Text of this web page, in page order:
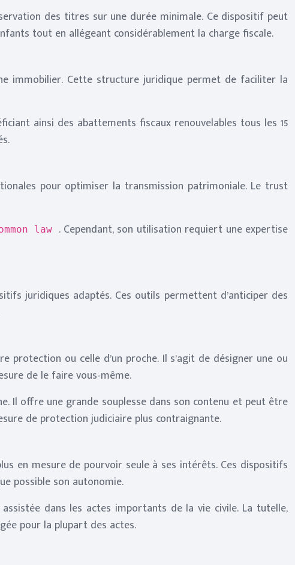
des titres sur une durée minimale. Ce dispositif peut
tout en allégeant considérablement la charge fiscale.
immobilier. Cette structure juridique permet de faciliter la
ainsi des abattements fiscaux renouvelables tous les 15
pour optimiser la transmission patrimoniale. Le trust
law . Cependant, son utilisation requiert une expertise
juridiques adaptés. Ces outils permettent d’anticiper des
ou celle d’un proche. Il s’agit de désigner une ou
de le faire vous-même.
Il offre une grande souplesse dans son contenu et peut être
de protection judiciaire plus contraignante.
en mesure de pourvoir seule à ses intérêts. Ces dispositifs
possible son autonomie.
dans les actes importants de la vie civile. La tutelle,
pour la plupart des actes.